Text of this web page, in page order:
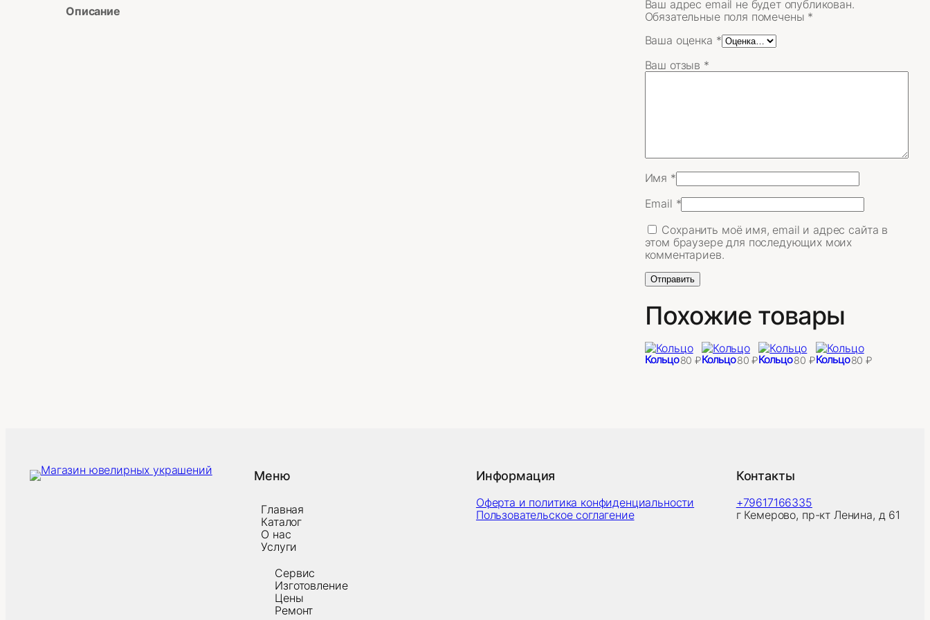
Описание
Ваш адрес email не будет опубликован.
Обязательные поля помечены *
Ваша оценка *
Ваш отзыв *
Имя *
Email *
Сохранить моё имя, email и адрес сайта в
этом браузере для последующих моих
комментариев.
Похожие товары
Кольцо 80₽Кольцо80₽Кольцо80 ₽Кольцо80₽
Меню
Главная
Каталог
О нас
Услуги
Сервис
Изготовление
Цены
Ремонт
Информация
Оферта и политика конфиденциальности
Пользовательское соглагение
Контакты
+79617166335
г Кемерово, пр-кт Ленина, д 61